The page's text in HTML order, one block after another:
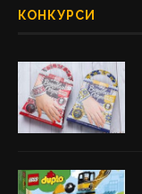
КОНКУРСИ